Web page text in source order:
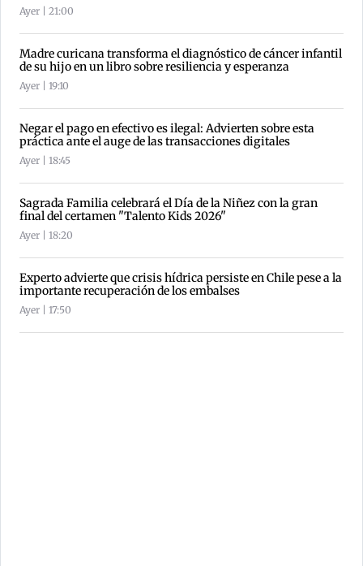
Ayer | 21:00
Madre curicana transforma el diagnóstico de cáncer infantil
de su hijo en un libro sobre resiliencia y esperanza
Ayer | 19:10
Negar el pago en efectivo es ilegal: Advierten sobre esta
práctica ante el auge de las transacciones digitales
Ayer | 18:45
Sagrada Familia celebrará el Día de la Niñez con la gran
final del certamen "Talento Kids 2026"
Ayer | 18:20
Experto advierte que crisis hídrica persiste en Chile pese a la
importante recuperación de los embalses
Ayer | 17:50